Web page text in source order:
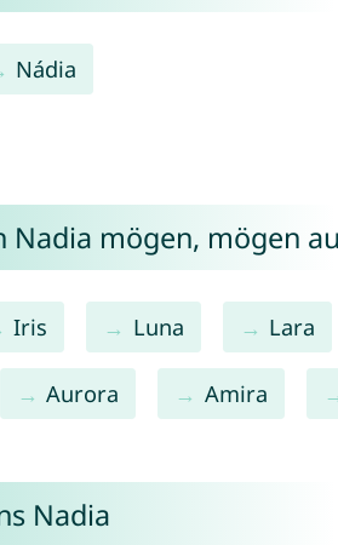
Nádia
Nadia mögen, mögen
Iris Luna Lara
Aurora Amira
Nadia